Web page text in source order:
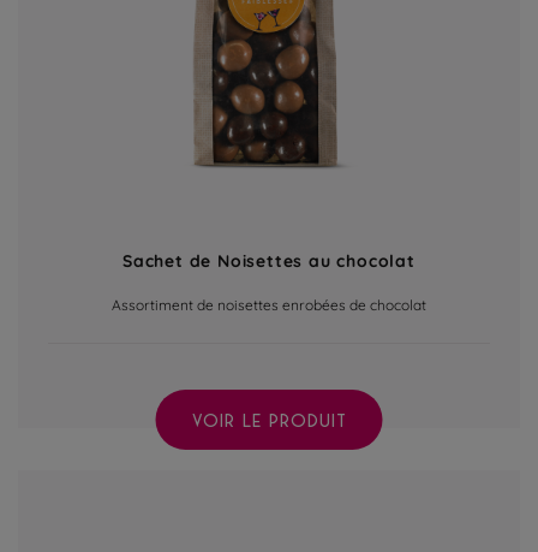
Sachet de Noisettes au chocolat
Assortiment de noisettes enrobées de chocolat
VOIR LE PRODUIT